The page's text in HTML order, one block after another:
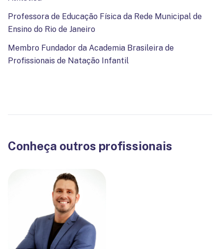
Professora de Educação Física da Rede Municipal de
Ensino do Rio de Janeiro
Membro Fundador da Academia Brasileira de
Profissionais de Natação Infantil
Conheça outros profissionais